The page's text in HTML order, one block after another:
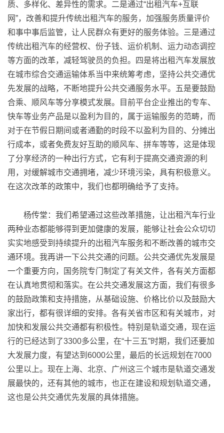
质、多样化、差异性的需求。二是通过“出租汽车+互联
网”，改善和提升传统出租汽车的服务，加强服务质量评价
和事中事后监管，让人民群众有更好的服务体验。三是通过
传统出租汽车的经营权、份子钱、运价机制、运力动态调控
等方面的改革，减轻驾驶员的负担。四是将出租汽车发展放
在城市综合交通运输体系当中来统筹考虑，坚持公共交通优
先发展的战略，不断地提升公共交通服务水平。五是要鼓励
合乘、顺风车等分享模式发展。目前平台企业推出的专车、
快车等业务产品是以盈利为目的，属于运输服务的范畴，而
对于在节假日期间或者通勤的时段不以盈利为目的、分摊出
行成本，或者免费友好互助的顺风车、拼车等等，这是体现
了分享经济的一种出行方式，它有利于提高交通资源的利
用，对缓解城市交通拥堵，减少环境污染，具有积极意义。
在这次改革的政策中，我们也都明确给予了支持。
杨传堂：我们希望通过这些改革措施，让出租汽车行业
两种业态都能够得到更加健康的发展，能够让社会公众切切
实实地感受到持续提升的出租汽车服务和不断改善的城市交
通环境。我再讲一下公共交通的问题。公共交通优先发展是
一个重要方向，国务院专门制定了有关文件，各有关方面都
在认真地贯彻和落实。在公共交通发展这方面，我们有很多
的鼓励政策和支持措施，从基础设施、价格比价以及鼓励大
家出行，都有很详细的安排。各有关省市区和有关城市，对
加快和发展公共交通都有积极性。特别是轨道交通，现在运
行的已经达到了3300多公里，在“十三五”时期，我们还要加
大发展力度，有望达到6000公里，最后的长远规划在7000
公里以上。现在上海、北京、广州这三个城市是轨道交通发
展最快的，还有其他的城市，也正在建设和规划轨道交通，
这也是公共交通优先发展的具体措施。